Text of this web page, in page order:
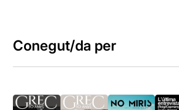
Conegut/da per